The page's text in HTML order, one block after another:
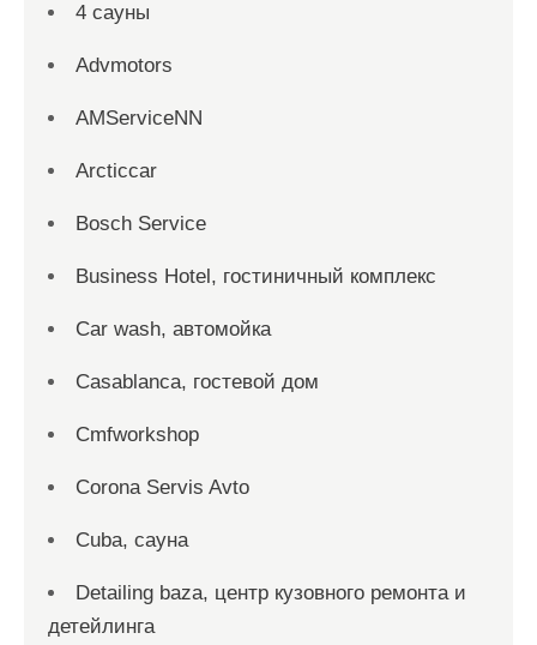
4 сауны
Advmotors
AMServiceNN
Arcticcar
Bosch Service
Business Hotel, гостиничный комплекс
Car wash, автомойка
Casablanca, гостевой дом
Cmfworkshop
Corona Servis Avto
Cuba, сауна
Detailing baza, центр кузовного ремонта и
детейлинга